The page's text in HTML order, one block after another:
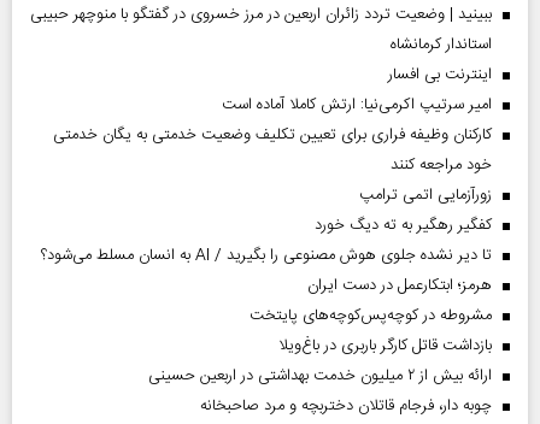
ببینید | وضعیت تردد زائران اربعین در مرز خسروی در گفتگو با منوچهر حبیبی
استاندار کرمانشاه
اینترنت بی افسار
امیر سرتیپ اکرمی‌نیا: ارتش کاملا آماده است
کارکنان وظیفه فراری برای تعیین تکلیف وضعیت خدمتی به یگان خدمتی
خود مراجعه کنند
زورآزمایی اتمی ترامپ
کفگیر رهگیر به ته دیگ خورد
تا دیر نشده جلوی هوش مصنوعی را بگیرید / AI به انسان مسلط می‌شود؟
هرمز؛ ابتکارعمل در دست ایران
مشروطه در کوچه‌پس‌کوچه‌های پایتخت
بازداشت قاتل کارگر باربری در باغ‌ویلا
ارائه بیش از ۲ میلیون خدمت بهداشتی در اربعین حسینی
چوبه دار، فرجام قاتلان دختربچه و مرد صاحبخانه